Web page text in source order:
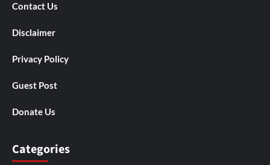
Contact Us
Disclaimer
Privacy Policy
Guest Post
Donate Us
Categories